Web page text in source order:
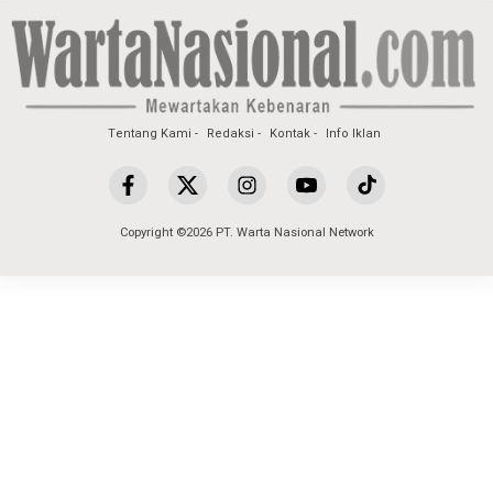
Tentang Kami Redaksi Kontak Info Iklan
Copyright ©2026 PT. Warta Nasional Network